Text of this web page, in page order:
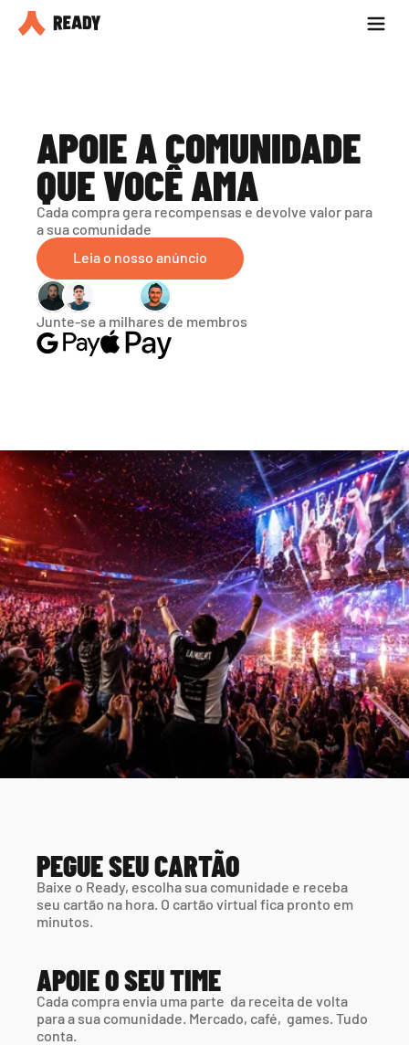
Seja parceiro
APOIE A COMUNIDADE
QUE VOCÊ AMA
Cada compra gera recompensas e devolve valor para
a sua comunidade
Leia o nosso anúncio
Junte-se a milhares de membros
PEGUE SEU CARTÃO
Baixe o Ready, escolha sua comunidade e receba
seu cartão na hora. O cartão virtual fica pronto em
minutos.
APOIE O SEU TIME
Cada compra envia uma parte  da receita de volta
para a sua comunidade. Mercado, café,  games. Tudo
conta.